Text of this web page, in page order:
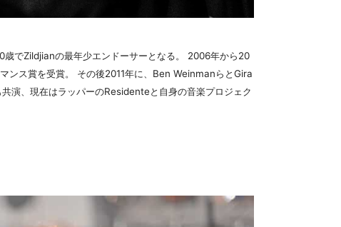
でZildjianの最年少エンドーサーとなる。 2006年から20
ンス賞を受賞。 その後2011年に、Ben WeinmanらとGira
、現在はラッパーのResidenteと自身の音楽プロジェク